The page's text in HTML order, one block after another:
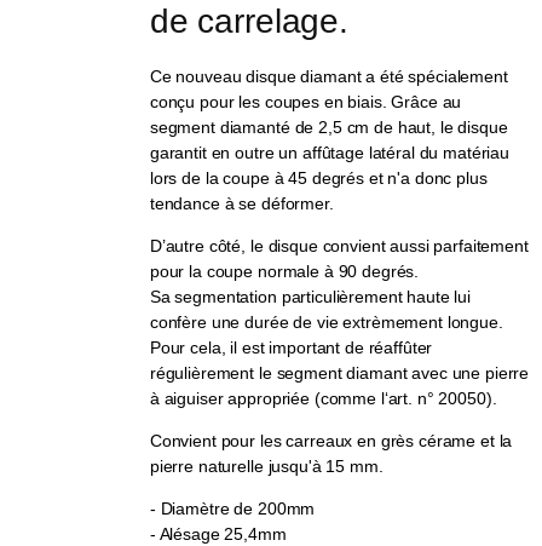
de carrelage.
Ce nouveau disque diamant a été spécialement
conçu pour les coupes en biais. Grâce au
segment diamanté de 2,5 cm de haut, le disque
garantit en outre un affûtage latéral du matériau
lors de la coupe à 45 degrés et n'a donc plus
tendance à se déformer.
D’autre côté, le disque convient aussi parfaitement
pour la coupe normale à 90 degrés.
Sa segmentation particulièrement haute lui
confère une durée de vie extrèmement longue.
Pour cela, il est important de réaffûter
régulièrement le segment diamant avec une pierre
à aiguiser appropriée (comme l‘art. n° 20050).
Convient pour les carreaux en grès cérame et la
pierre naturelle jusqu'à 15 mm.
- Diamètre de 200mm
- Alésage 25,4mm